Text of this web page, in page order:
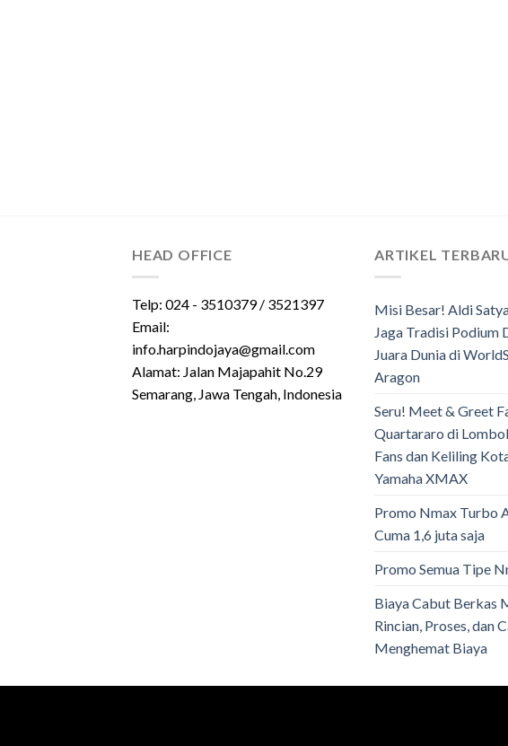
HEAD OFFICE
Telp: 024 - 3510379 / 3521397
Email:
info.harpindojaya@gmail.com
Alamat: Jalan Majapahit No.29
Semarang, Jawa Tengah, Indonesia
ARTIKEL
Misi Besar! Aldi
Jaga Tradisi Podium
Juara Dunia di
Aragon
Seru! Meet & Greet
Quartararo di
Fans dan Keliling
Yamaha XMAX
Promo Nmax Turbo
Cuma 1,6 juta saja
Promo Semua Tipe
Biaya Cabut Berkas
Rincian, Proses, dan
Menghemat Biaya